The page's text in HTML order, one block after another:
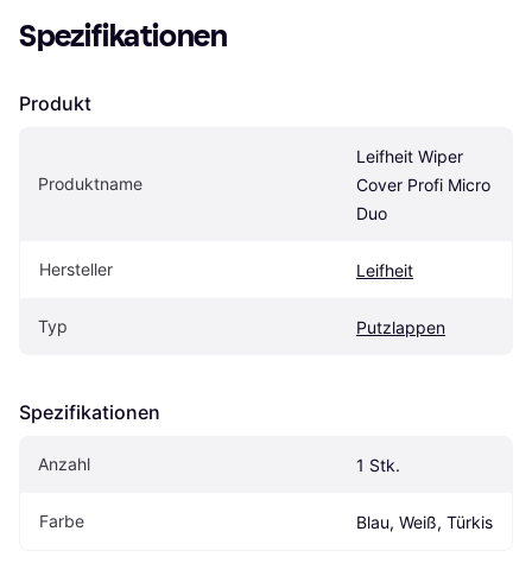
Spezifikationen
Produkt
Produktname
Leifheit Wiper
Cover Profi Micro
Duo
Hersteller Leifheit
Typ Putzlappen
Spezifikationen
Anzahl 1 Stk.
Farbe Blau, Weiß, Türkis